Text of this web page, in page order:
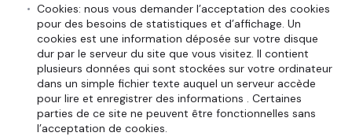
Cookies: nous vous demander l’acceptation des cookies
pour des besoins de statistiques et d’affichage. Un
cookies est une information déposée sur votre disque
dur par le serveur du site que vous visitez. Il contient
plusieurs données qui sont stockées sur votre ordinateur
dans un simple fichier texte auquel un serveur accède
pour lire et enregistrer des informations . Certaines
parties de ce site ne peuvent être fonctionnelles sans
l’acceptation de cookies.